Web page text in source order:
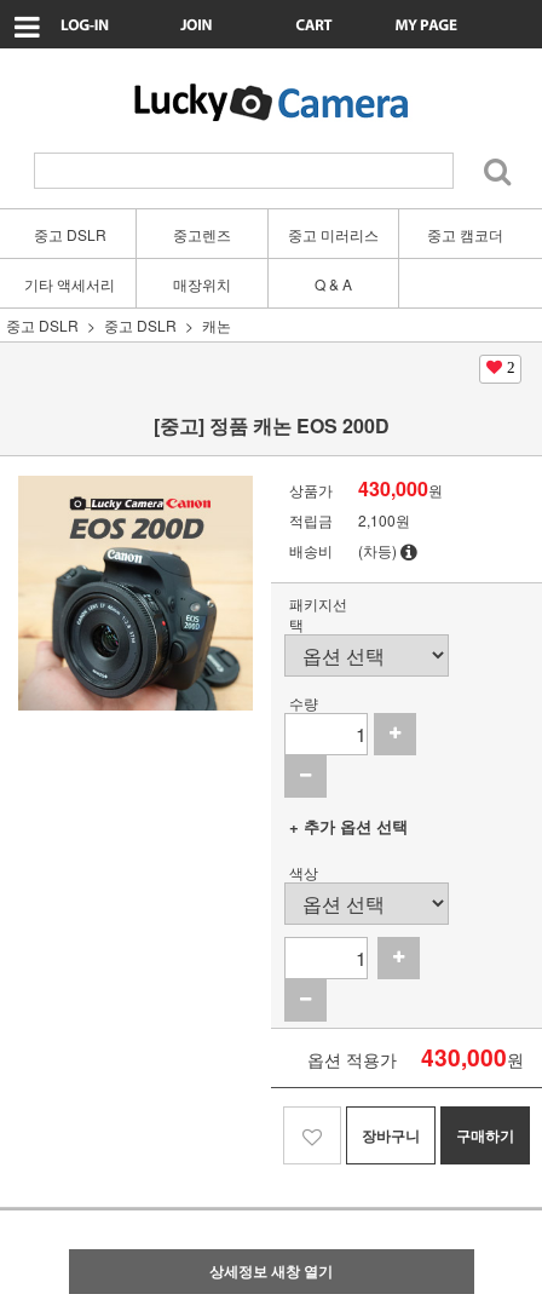
중고 DSLR 중고렌즈 중고 미러리스 중고 캠코더
기타 액세서리 매장위치
Q & A
중고 DSLR
중고 DSLR 캐논
2
[중고] 정품 캐논 EOS 200D
상품가 430,000원
적립금
2,100원
배송비
(차등)
패키지선
택
수량
+ 추가 옵션 선택
색상
옵션 적용가 430,000원
장바구니 구매하기
상세정보 새창 열기